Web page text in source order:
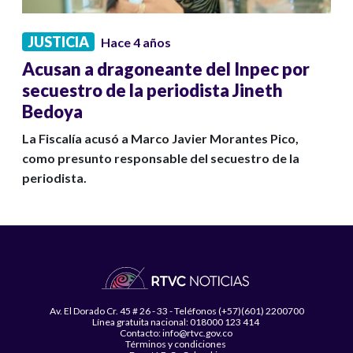
JUSTICIA Hace 4 años
Acusan a dragoneante del Inpec por
secuestro de la periodista Jineth
Bedoya
La Fiscalía acusó a Marco Javier Morantes Pico,
como presunto responsable del secuestro de la
periodista.
Av. El Dorado Cr. 45 # 26 - 33 - Teléfonos (+57)(601) 2200700
Línea gratuita nacional: 018000 123 414
Contacto: info@rtvc.gov.co
Términos y condiciones